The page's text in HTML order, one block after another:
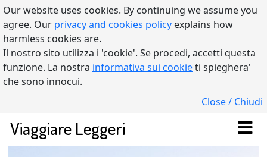
Our website uses cookies. By continuing we assume you
agree. Our privacy and cookies policy explains how
harmless cookies are.
Il nostro sito utilizza i 'cookie'. Se procedi, accetti questa
funzione. La nostra informativa sui cookieti spieghera'
che sono innocui.
Close / Chiudi
Viaggiare Leggeri